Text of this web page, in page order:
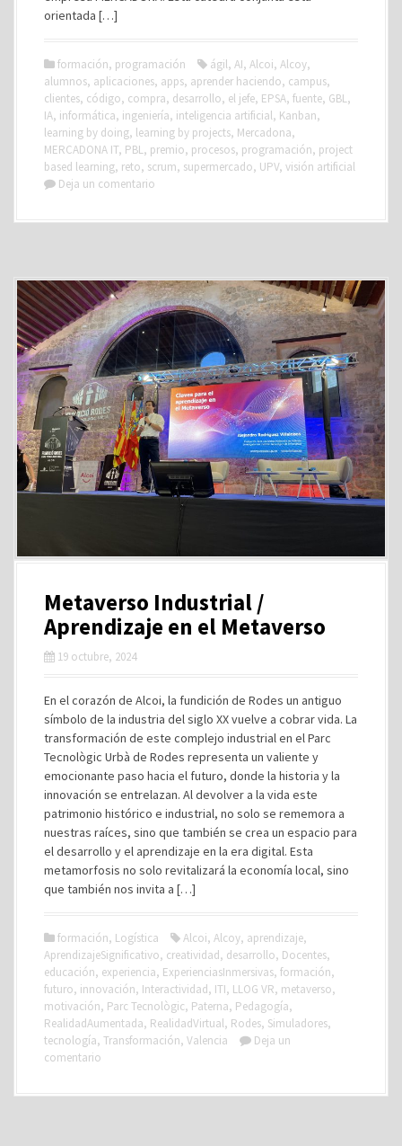
orientada […]
formación, programación ágil, AI, Alcoi, Alcoy,
alumnos, aplicaciones, apps, aprender haciendo, campus,
clientes, código, compra, desarrollo, el jefe, EPSA, fuente, GBL,
IA, informática, ingeniería, inteligencia artificial, Kanban,
learning by doing, learning by projects, Mercadona,
MERCADONA IT, PBL, premio, procesos, programación, project
based learning, reto, scrum, supermercado, UPV, visión artificial
Deja un comentario
Metaverso Industrial /
Aprendizaje en el Metaverso
19 octubre, 2024
En el corazón de Alcoi, la fundición de Rodes un antiguo
símbolo de la industria del siglo XX vuelve a cobrar vida. La
transformación de este complejo industrial en el Parc
Tecnològic Urbà de Rodes representa un valiente y
emocionante paso hacia el futuro, donde la historia y la
innovación se entrelazan. Al devolver a la vida este
patrimonio histórico e industrial, no solo se rememora a
nuestras raíces, sino que también se crea un espacio para
el desarrollo y el aprendizaje en la era digital. Esta
metamorfosis no solo revitalizará la economía local, sino
que también nos invita a […]
formación, Logística Alcoi, Alcoy, aprendizaje,
AprendizajeSignificativo, creatividad, desarrollo, Docentes,
educación, experiencia, ExperienciasInmersivas, formación,
futuro, innovación, Interactividad, ITI, LLOG VR, metaverso,
motivación, Parc Tecnològic, Paterna, Pedagogía,
RealidadAumentada, RealidadVirtual, Rodes, Simuladores,
tecnología, Transformación, Valencia
Deja un
comentario